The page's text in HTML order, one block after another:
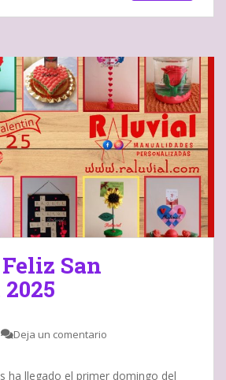
San
Deja un comentario
ha llegado el primer domingo del